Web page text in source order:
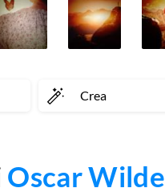
Crea
Oscar Wilde